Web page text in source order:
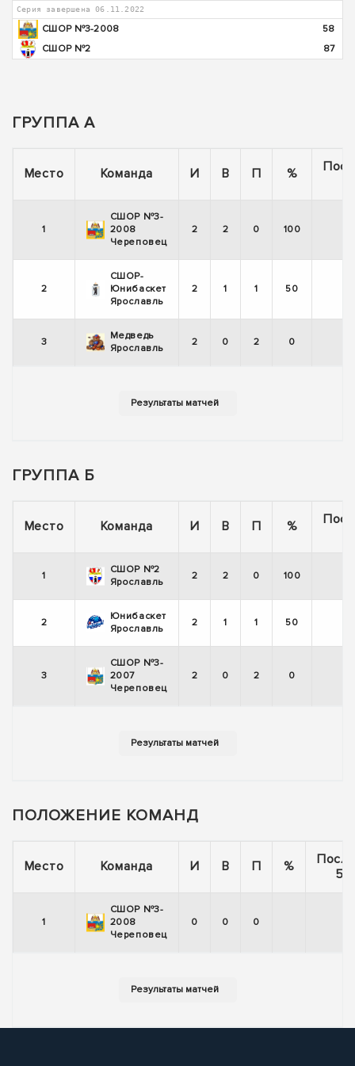
Серия завершена 06.11.2022
СШОР №3-2008
58
СШОР №2
87
ГРУППА А
Место Команда И В П %
1
СШОР №3-
2008
Череповец
2 2 0 100
2
СШОР-
Юнибаскет
Ярославль
2 1 1 50
3
Медведь
Ярославль
2 0 2 0
ГРУППА Б
Место Команда И В П %
1
СШОР №2
Ярославль
2 2 0 100
2
Юнибаскет
Ярославль
2 1 1 50
3
СШОР №3-
2007
Череповец
2 0 2 0
ПОЛОЖЕНИЕ КОМАНД
Место Команда И В П %
5
1
СШОР №3-
2008
Череповец
0 0 0